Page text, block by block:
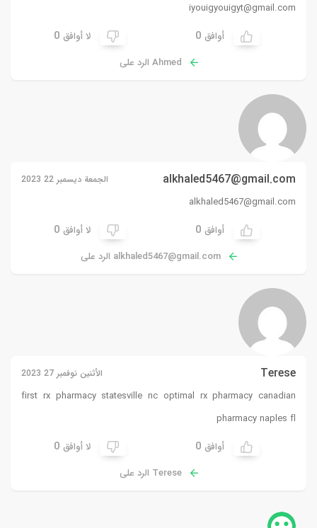
iyouigyouigyt@gmail.com
أوافق 0 لا أوافق 0
Ahmed الرد على
alkhaled5467@gmail.com الجمعة ديسمبر 22 2023
alkhaled5467@gmail.com
أوافق 0 لا أوافق 0
alkhaled5467@gmail.com الرد على
Terese الأثنين نوفمبر 27 2023
first rx pharmacy statesville nc optimal rx pharmacy canadian
pharmacy naples fl
أوافق 0 لا أوافق 0
Terese الرد على